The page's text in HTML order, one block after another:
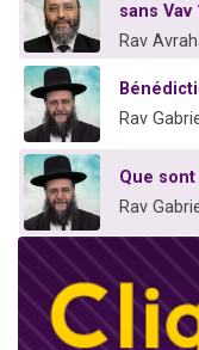
sans Vav
Rav
Rav
Que
Rav